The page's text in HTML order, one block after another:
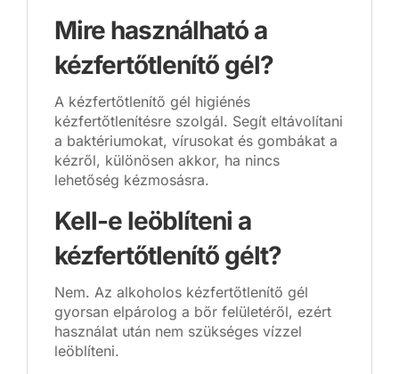
Mire használható a
kézfertőtlenítő gél?
A kézfertőtlenítő gél higiénés
kézfertőtlenítésre szolgál. Segít eltávolítani
a baktériumokat, vírusokat és gombákat a
kézről, különösen akkor, ha nincs
lehetőség kézmosásra.
Kell-e leöblíteni a
kézfertőtlenítő gélt?
Nem. Az alkoholos kézfertőtlenítő gél
gyorsan elpárolog a bőr felületéről, ezért
használat után nem szükséges vízzel
leöblíteni.